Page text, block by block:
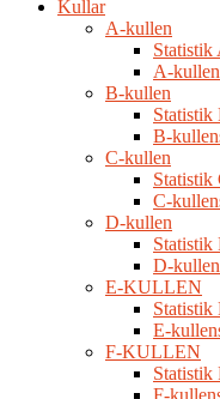
Kullar
A-kullen
Statistik
A-
B-kullen
Statistik
B-
C-kullen
Statistik
C-
D-kullen
Statistik
D-
E-KULLEN
Statistik
E-
F-KULLEN
Statistik
F-